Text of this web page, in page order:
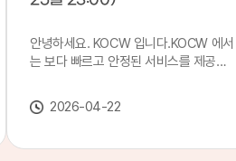
안녕하세요. KOCW 입니다.KOCW 에서
는 보다 빠르고 안정된 서비스를 제공하
합니다.※ 서비스 점검 작업 일시 : 4월
24일(금) 19:00 ~ 4월 25일(토) 23:00
안 일시중지될 예정이오니, 이 점 양해하
2026-04-22